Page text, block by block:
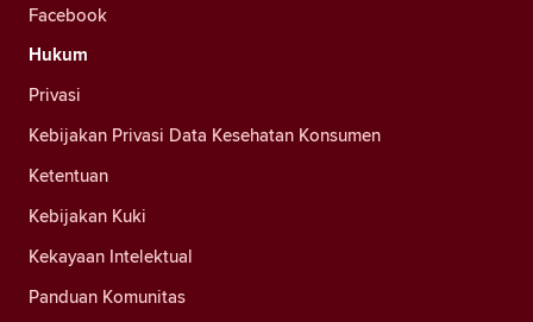
Facebook
Hukum
Privasi
Kebijakan Privasi Data Kesehatan Konsumen
Ketentuan
Kebijakan Kuki
Kekayaan Intelektual
Panduan Komunitas